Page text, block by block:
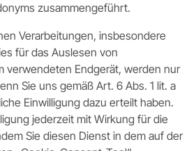
zusammengeführt.
Verarbeitungen, insbesondere
für das Auslesen von
verwendeten Endgerät, werden nur
Sie uns gemäß Art. 6 Abs. 1 lit. a
Einwilligung dazu erteilt haben.
jederzeit mit Wirkung für die
Sie diesen Dienst in dem auf der